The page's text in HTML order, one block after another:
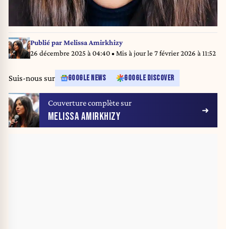
Publié parMelissa Amirkhizy
26 décembre 2025 à 04:40• Mis à jour le 7 février 2026 à 11:52
Suis-nous sur GOOGLE NEWS GOOGLE DISCOVER
Couverture complète sur
MELISSA AMIRKHIZY